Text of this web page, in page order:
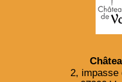
2, impasse